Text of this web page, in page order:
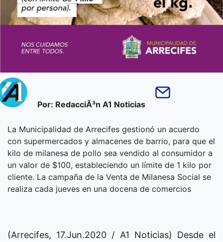
Por: RedacciÃ³n A1 Noticias
La Municipalidad de Arrecifes gestionó un acuerdo
con supermercados y almacenes de barrio, para que el
kilo de milanesa de pollo sea vendido al consumidor a
un valor de $100, estableciendo un límite de 1 kilo por
cliente. La campaña de la Venta de Milanesa Social se
realiza cada jueves en una docena de comercios
(Arrecifes, 17.Jun.2020 / A1 Noticias) Desde el